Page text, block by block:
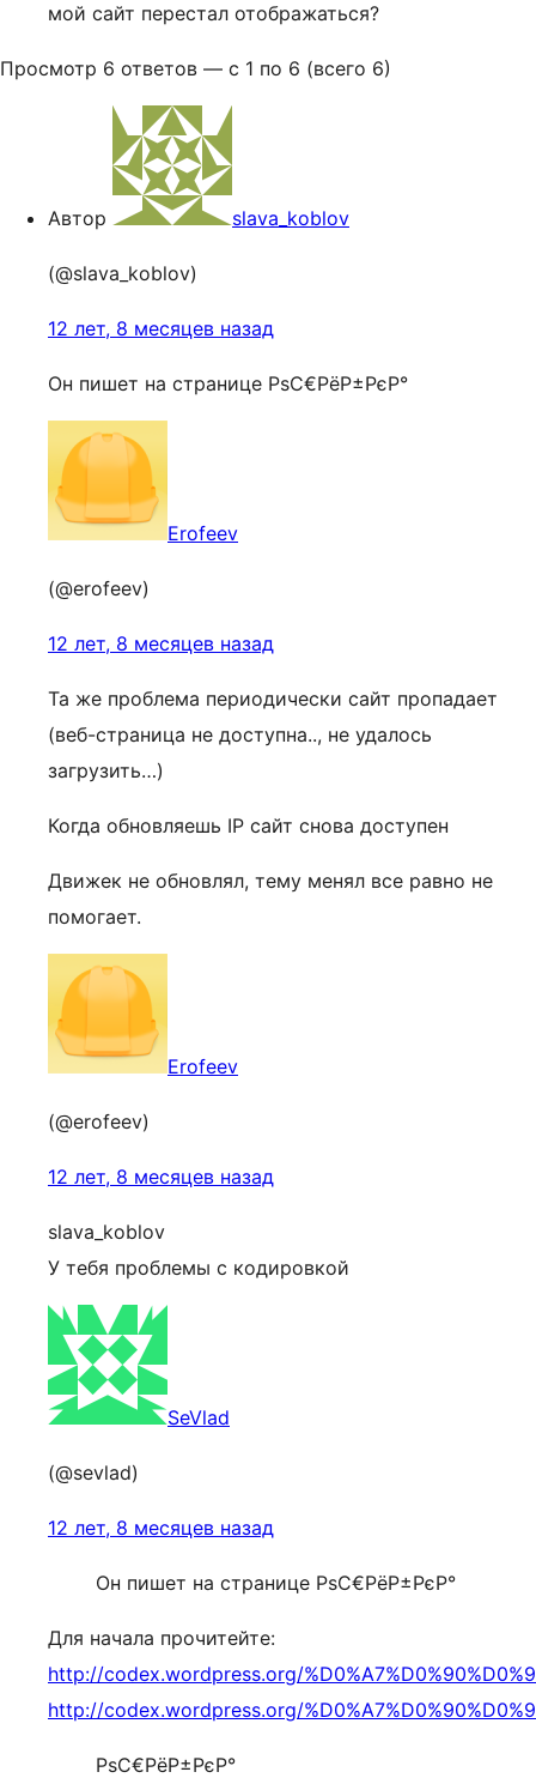
мой сайт перестал отображаться?
Просмотр 6 ответов — с 1 по 6 (всего 6)
Автор slava_koblov
(@slava_koblov)
12 лет, 8 месяцев назад
Он пишет на странице РѕС€РёР±РєР°
Erofeev
(@erofeev)
12 лет, 8 месяцев назад
Та же проблема периодически сайт пропадает
(веб-страница не доступна.., не удалось
загрузить…)
Когда обновляешь IP сайт снова доступен
Движек не обновлял, тему менял все равно не
помогает.
Erofeev
(@erofeev)
12 лет, 8 месяцев назад
slava_koblov
У тебя проблемы с кодировкой
SeVlad
(@sevlad)
12 лет, 8 месяцев назад
Он пишет на странице РѕС€РёР±РєР°
Для начала прочитейте:
http://codex.wordpress.org/
http://codex.wordpress.org/
РѕС€РёР±РєР°